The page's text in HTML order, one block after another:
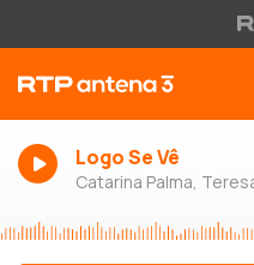
Logo Se Vê
Catarina Palma,